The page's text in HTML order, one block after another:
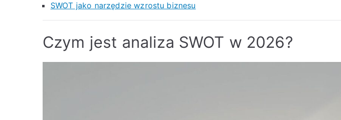
SWOT jako narzędzie wzrostu biznesu
Czym jest analiza SWOT w 2026?